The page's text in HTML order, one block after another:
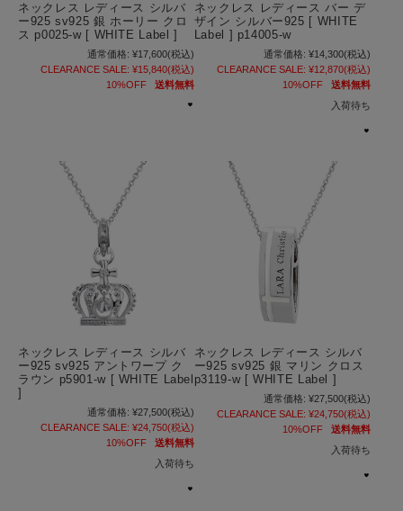
ネックレス レディース シルバ
ー925 sv925 銀 ホーリー クロ
ス p0025-w [ WHITE Label ]
通常価格: ¥17,600(税込)
CLEARANCE SALE: ¥15,840(税込)
10%OFF
送料無料
ネックレス レディース バー デ
ザイン シルバー925 [ WHITE
Label ] p14005-w
通常価格: ¥14,300(税込)
CLEARANCE SALE: ¥12,870(税込)
10%OFF
送料無料
入荷待ち
ネックレス レディース シルバ
ー925 sv925 アントワープ ク
ラウン p5901-w [ WHITE Label
]
通常価格: ¥27,500(税込)
CLEARANCE SALE: ¥24,750(税込)
10%OFF
送料無料
入荷待ち
ネックレス レディース シルバ
ー925 sv925 銀 マリン クロス
p3119-w [ WHITE Label ]
通常価格: ¥27,500(税込)
CLEARANCE SALE: ¥24,750(税込)
10%OFF
送料無料
入荷待ち